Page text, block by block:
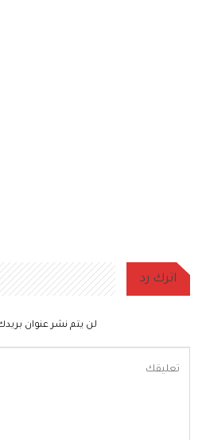
اترك رد
لن يتم نشر عنوان بريدك